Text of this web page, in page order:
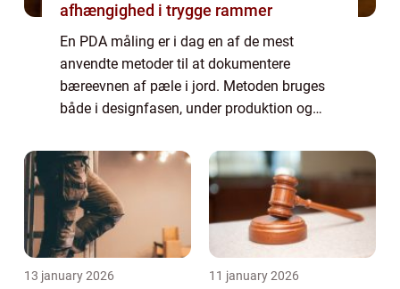
afhængighed i trygge rammer
En PDA måling er i dag en af de mest
anvendte metoder til at dokumentere
bæreevnen af pæle i jord. Metoden bruges
både i designfasen, under produktion og
krav til sporbarhed, dokumentation og
sikkerhed stramm...
13 january 2026 11 january 2026